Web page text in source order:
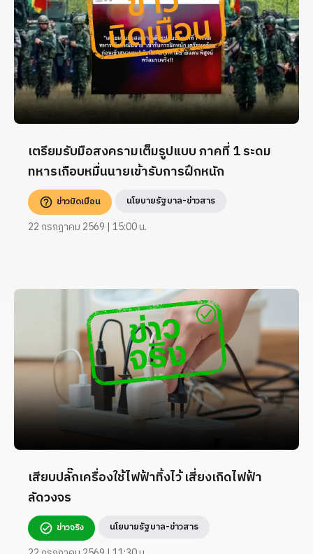
เตรียมรับมือสงครามเต็มรูปแบบ ภาคที่ 1 ระดม
ทหารเกือบหมื่นนายเข้ารับการฝึกหนัก
ข่าวบิดเบือน นโยบายรัฐบาล-ข่าวสาร
22 กรกฎาคม 2569 | 15:00 น.
เสียบปลั๊กเครื่องใช้ไฟฟ้าทิ้งไว้ เสี่ยงเกิดไฟฟ้า
ลัดวงจร
ข่าวจริง นโยบายรัฐบาล-ข่าวสาร